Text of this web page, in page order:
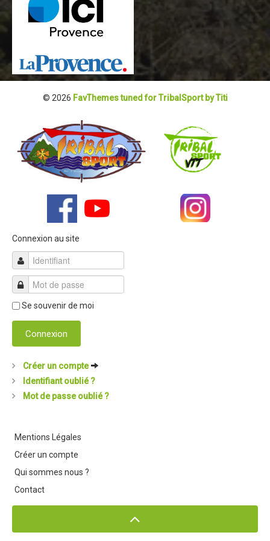
Dans les Médias
Programme de la journée
Partenaires
Retour sur l'Enduro 2017
Edition 2017
Blog 2017
Résultats
Programme de la journée
Partenaires
Règlement
Edition 2016
Bilan de l'Enduro 2016
Résultats
Liste des inscrits
Règlement
© 2026 FavThemes tuned for TribalSport by Titi
Connexion au site
Se souvenir de moi
Connexion
Créer un compte
Identifiant oublié ?
Mot de passe oublié ?
Mentions Légales
Créer un compte
Qui sommes nous ?
Contact